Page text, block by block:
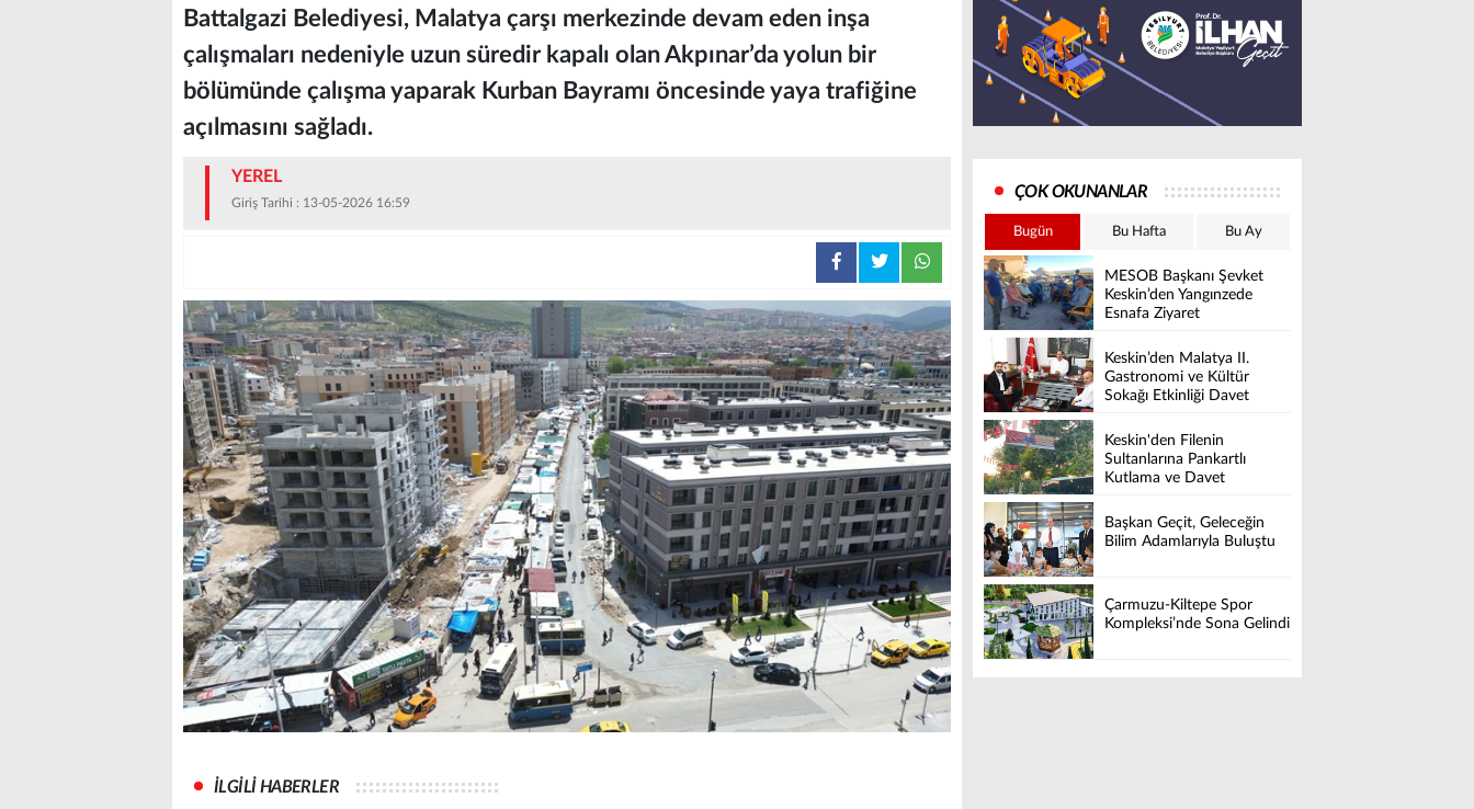
Battalgazi Belediyesi, Malatya çarşı merkezinde devam eden inşa
çalışmaları nedeniyle uzun süredir kapalı olan Akpınar’da yolun bir
bölümünde çalışma yaparak Kurban Bayramı öncesinde yaya trafiğine
açılmasını sağladı.
YEREL
Giriş Tarihi : 13-05-2026 16:59
İLGİLİ HABERLER
ÇOK OKUNANLAR
Bugün Bu Hafta Bu Ay
MESOB Başkanı Şevket
Keskin’den Yangınzede
Esnafa Ziyaret
Keskin’den Malatya II.
Gastronomi ve Kültür
Sokağı Etkinliği Davet
Keskin'den Filenin
Sultanlarına Pankartlı
Kutlama ve Davet
Başkan Geçit, Geleceğin
Bilim Adamlarıyla Buluştu
Çarmuzu-Kiltepe Spor
Kompleksi’nde Sona Gelindi